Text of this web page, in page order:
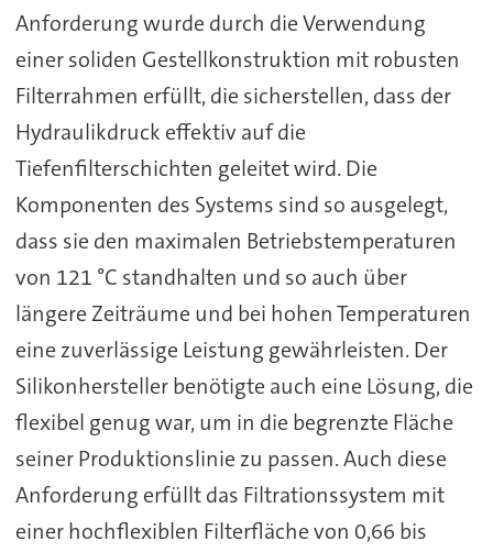
Anforderung wurde durch die Verwendung
einer soliden Gestellkonstruktion mit robusten
Filterrahmen erfüllt, die sicherstellen, dass der
Hydraulikdruck effektiv auf die
Tiefenfilterschichten geleitet wird. Die
Komponenten des Systems sind so ausgelegt,
dass sie den maximalen Betriebstemperaturen
von 121 °C standhalten und so auch über
längere Zeiträume und bei hohen Temperaturen
eine zuverlässige Leistung gewährleisten. Der
Silikonhersteller benötigte auch eine Lösung, die
flexibel genug war, um in die begrenzte Fläche
seiner Produktionslinie zu passen. Auch diese
Anforderung erfüllt das Filtrationssystem mit
einer hochflexiblen Filterfläche von 0,66 bis